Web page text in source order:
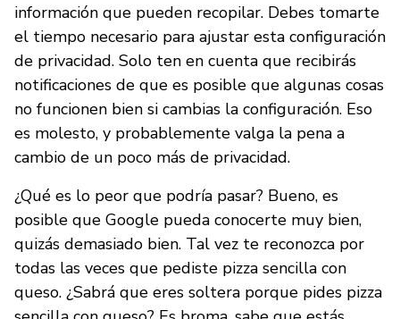
información que pueden recopilar. Debes tomarte
el tiempo necesario para ajustar esta configuración
de privacidad. Solo ten en cuenta que recibirás
notificaciones de que es posible que algunas cosas
no funcionen bien si cambias la configuración. Eso
es molesto, y probablemente valga la pena a
cambio de un poco más de privacidad.
¿Qué es lo peor que podría pasar? Bueno, es
posible que Google pueda conocerte muy bien,
quizás demasiado bien. Tal vez te reconozca por
todas las veces que pediste pizza sencilla con
queso. ¿Sabrá que eres soltera porque pides pizza